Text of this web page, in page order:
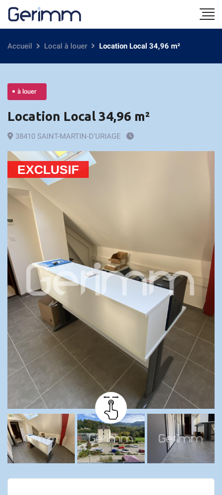
Accueil Local à louer Location Local 34,96 m²
à louer
Location Local 34,96 m²
38410 SAINT-MARTIN-D'URIAGE
EXCLUSIF